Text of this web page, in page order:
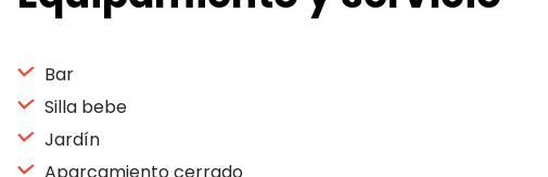
Bar
Silla bebe
Jardín